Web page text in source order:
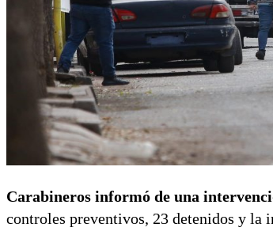
Carabineros informó de una
controles preventivos, 23 detenidos y la